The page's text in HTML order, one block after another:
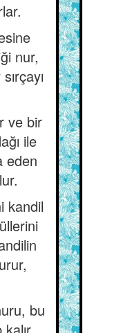
nur,
ve bir
ile
eden
kandil
bu